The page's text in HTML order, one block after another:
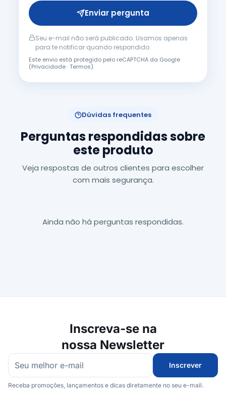
Enviar pergunta
Seu e-mail não será publicado. Usamos apenas
para te notificar quando respondido.
Este envio está protegido pelo reCAPTCHA da Google
(Privacidade·Termos).
Dúvidas frequentes
Perguntas respondidas sobre
este produto
Veja respostas de outros clientes para escolher
com mais segurança.
Ainda não há perguntas respondidas.
Inscreva-se na
nossa Newsletter
Inscrever
Receba promoções, lançamentos e dicas diretamente no seu e-mail.